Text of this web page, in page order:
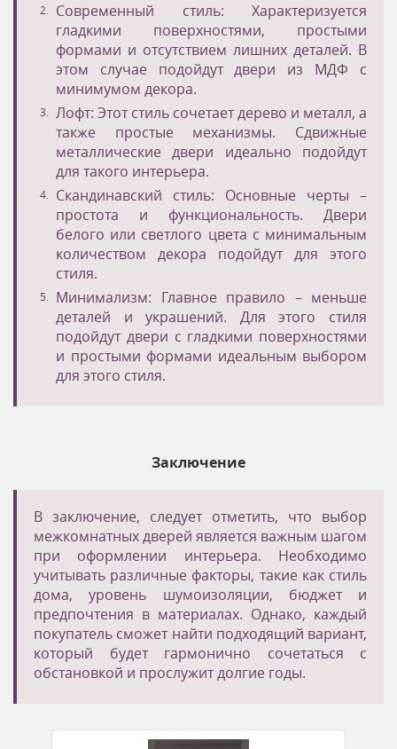
Современный стиль: Характеризуется
гладкими поверхностями, простыми
формами и отсутствием лишних деталей. В
этом случае подойдут двери из МДФ с
минимумом декора.
Лофт: Этот стиль сочетает дерево и металл, а
также простые механизмы. Сдвижные
металлические двери идеально подойдут
для такого интерьера.
Скандинавский стиль: Основные черты –
простота и функциональность. Двери
белого или светлого цвета с минимальным
количеством декора подойдут для этого
стиля.
Минимализм: Главное правило – меньше
деталей и украшений. Для этого стиля
подойдут двери с гладкими поверхностями
и простыми формами идеальным выбором
для этого стиля.
Заключение
В заключение, следует отметить, что выбор
межкомнатных дверей является важным шагом
при оформлении интерьера. Необходимо
учитывать различные факторы, такие как стиль
дома, уровень шумоизоляции, бюджет и
предпочтения в материалах. Однако, каждый
покупатель сможет найти подходящий вариант,
который будет гармонично сочетаться с
обстановкой и прослужит долгие годы.